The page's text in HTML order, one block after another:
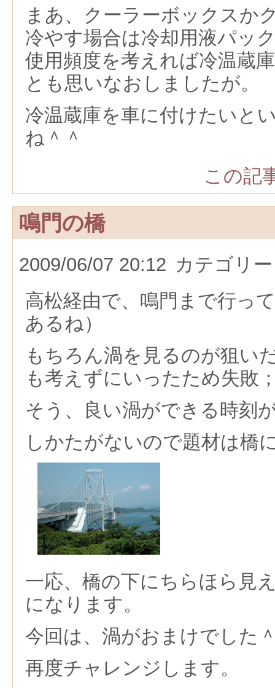
まあ、クーラーボックスか
冷やす場合は冷却用液パッ
使用頻度を考えれば冷温蔵
とも思いなおしましたが。
冷温蔵庫を車に付けたいと
ね＾＾
この記
鳴門の橋
2009/06/07 20:12 カテゴリ
高松経由で、鳴門まで行っ
あるね）
もちろん渦を見るのが狙い
も考えずにいったため失敗
そう、良い渦ができる時刻
しかたがないので題材は橋
一応、橋の下にちらほら見
になります。
今回は、渦がおまけでした
再度チャレンジします。